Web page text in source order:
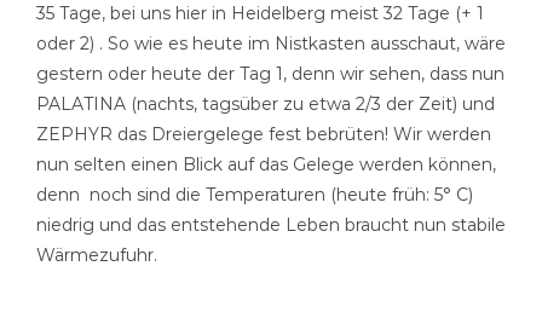
35 Tage, bei uns hier in Heidelberg meist 32 Tage (+ 1
oder 2) . So wie es heute im Nistkasten ausschaut, wäre
gestern oder heute der Tag 1, denn wir sehen, dass nun
PALATINA (nachts, tagsüber zu etwa 2/3 der Zeit) und
ZEPHYR das Dreiergelege fest bebrüten! Wir werden
nun selten einen Blick auf das Gelege werden können,
denn noch sind die Temperaturen (heute früh: 5° C)
niedrig und das entstehende Leben braucht nun stabile
Wärmezufuhr.